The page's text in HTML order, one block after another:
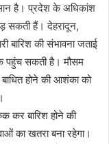
है। प्रदेश के अधिकांश
सकती हैं। देहरादून,
बारिश की संभावना जताई
पहुंच सकती है। मौसम
होने की आशंका को
कर बारिश होने की
का खतरा बना रहेगा।